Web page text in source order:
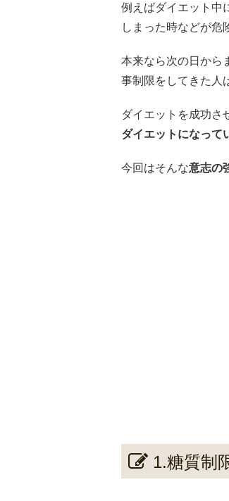
例えばダイエット中
しまった時などが危
本来なら次の日から
事制限をしてきた人
ダイエットを成功さ
ダイエットになって
今回はそんな意志の
1.糖質制